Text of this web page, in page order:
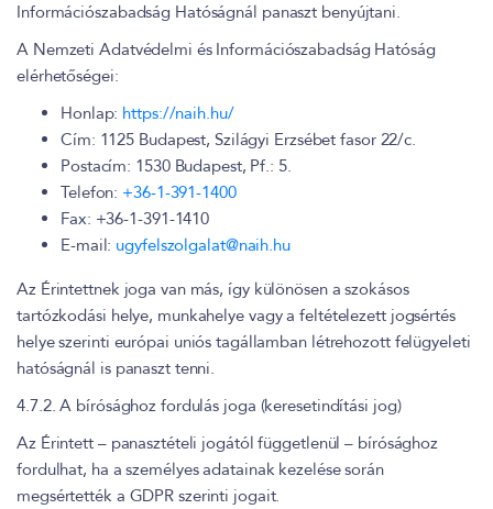
Információszabadság Hatóságnál panaszt benyújtani.
A Nemzeti Adatvédelmi és Információszabadság Hatóság
elérhetőségei:
Honlap: https://naih.hu/
Cím: 1125 Budapest, Szilágyi Erzsébet fasor 22/c.
Postacím: 1530 Budapest, Pf.: 5.
Telefon: +36-1-391-1400
Fax: +36-1-391-1410
E-mail: ugyfelszolgalat@naih.hu
Az Érintettnek joga van más, így különösen a szokásos
tartózkodási helye, munkahelye vagy a feltételezett jogsértés
helye szerinti európai uniós tagállamban létrehozott felügyeleti
hatóságnál is panaszt tenni.
4.7.2. A bírósághoz fordulás joga (keresetindítási jog)
Az Érintett – panasztételi jogától függetlenül – bírósághoz
fordulhat, ha a személyes adatainak kezelése során
megsértették a GDPR szerinti jogait.